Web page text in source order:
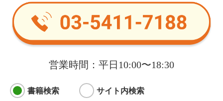
営業時間：平日10:00〜18:30
書籍検索 サイト内検索